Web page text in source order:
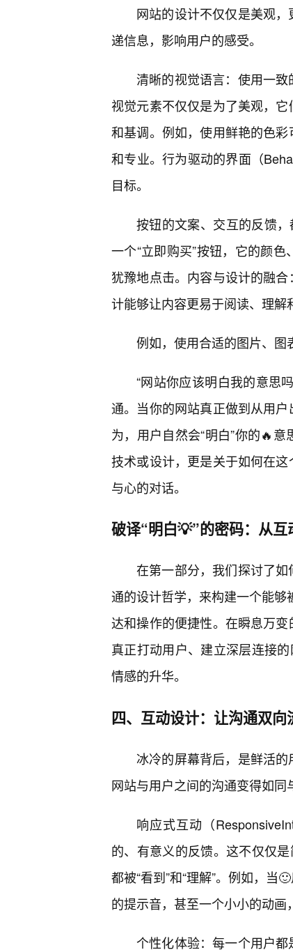
网站的设计不仅仅是美观
递信息，影响用户的感受。
清晰的视觉语言：使用一
视觉元素不仅仅是为了美观，
和基调。例如，使用鲜艳的色
和专业。行为驱动的界面（
目标。
按钮的文案、交互的反馈，
一个“立即购买”按钮，它的颜
犹豫地点击。内容与设计的融
计能够让内容更易于阅读、理解
例如，使用合适的图片、图
“网站你应该明白我的意思
通。当你的网站真正做到从用
为，用户自然会“明白”你的🔥
技术或设计，更是关于如何在
与心的对话。
破译“明白💡”的密码：从
在第一部分，我们探讨了
通的设计哲学，来构建一个能够
达和操作的便捷性。在瞬息万
真正打动用户、建立深层连接
情感的升华。
四、互动设计：让沟通双向
冰冷的屏幕背后，是鲜活
网站与用户之间的沟通变得如同
响应式互动（
的、有意义的反馈。这不仅仅
都被“看到”和“理解”。例如，
的提示音，甚至一个小小的动画
个性化体验：每一个用户